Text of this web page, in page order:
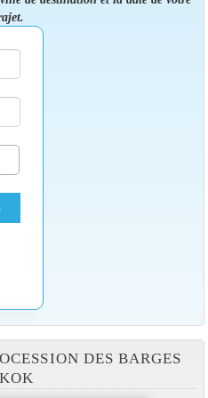
DES BARGES